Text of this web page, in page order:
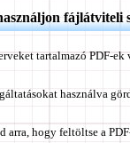
fájlátviteli
tartalmazó PDF-
használva
arra, hogy feltöltse a